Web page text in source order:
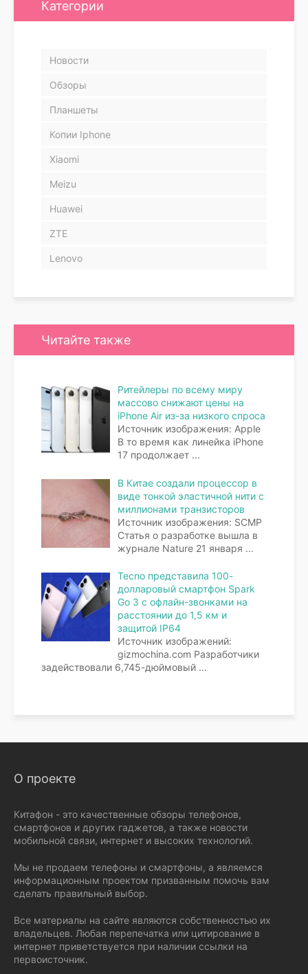
Категории
Новости
Обзоры
Планшеты
Копии Iphone
Xiaomi
Meizu
Huawei
ZTE
Lenovo
Читайте также
Ритейлеры по всему миру
массово снижают цены на
iPhone Air из-за низкого спроса
Источник изображения: Apple
В то время как линейка iPhone
17 продолжает ...
В Китае создали процессор в
виде тонкой эластичной нити с
миллионами транзисторов
Источник изображения: SCMP
Статья о разработке вышла в
журнале Nature 21 января ...
Tecno представила 100-
долларовый смартфон Spark
Go 3 с офлайн-звонками на
расстоянии до 1,5 км и
защитой IP64
Источник изображений:
gizmochina.com Разработчики
задействовали 6,745-дюймовый ...
О проекте
Китафон - это качественные обзоры телефонов,
смартфонов и других гаджетов, а также новости
мобильной связи, интернет и высоких технологий.
Мы не продаем телефоны и смартфоны, а являемся
информационным проектом призванным помочь вам
сделать правильный выбор.
Все материалы на сайте являются собственностью их
владельцев. Любая перепечатка или цитирование в
интернет приветствуется при наличии ссылки на
первоисточник.